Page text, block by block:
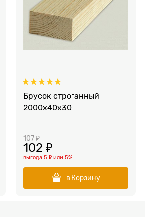
Брусок строганный
2000x40х30
107 ₽
102 ₽
выгода5 ₽ или5%
в Корзину